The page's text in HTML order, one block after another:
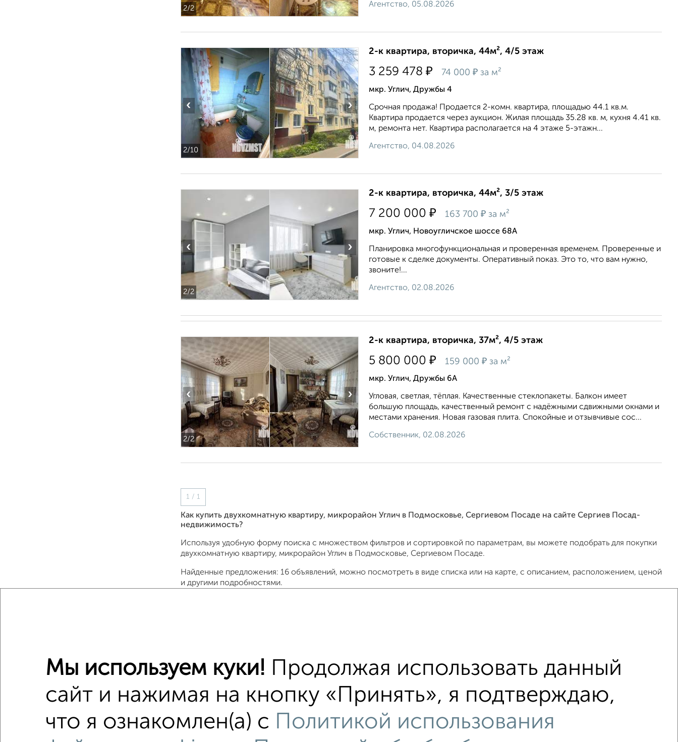
2/2 Агентство, 05.08.2026
2/10
‹ ›
2-к квартира, вторичка, 44м², 4/5 этаж
3 259 478 ₽ 74 000 ₽ за м²
мкр. Углич, Дружбы 4
Срочная продажа! Продается 2-комн. квартира, площадью 44.1 кв.м.
Квартира продается через аукцион. Жилая площадь 35.28 кв. м, кухня 4.41 кв.
м, ремонта нет. Квартира располагается на 4 этаже 5-этажн...
Агентство, 04.08.2026
2/2
‹ ›
2-к квартира, вторичка, 44м², 3/5 этаж
7 200 000 ₽ 163 700 ₽ за м²
мкр. Углич, Новоугличское шоссе 68А
Планировка многофункциональная и проверенная временем. Проверенные и
готовые к сделке документы. Оперативный показ. Это то, что вам нужно,
звоните!...
Агентство, 02.08.2026
2/2
‹ ›
2-к квартира, вторичка, 37м², 4/5 этаж
5 800 000 ₽ 159 000 ₽ за м²
мкр. Углич, Дружбы 6А
Угловая, светлая, тёплая. Качественные стеклопакеты. Балкон имеет
большую площадь, качественный ремонт с надёжными сдвижными окнами и
местами хранения. Новая газовая плита. Спокойные и отзывчивые сос...
Собственник, 02.08.2026
1 / 1
Как купить двухкомнатную квартиру, микрорайон Углич в Подмосковье, Сергиевом Посаде на сайте Сергиев Посад-
недвижимость?
Используя удобную форму поиска с множеством фильтров и сортировкой по параметрам, вы можете подобрать для покупки
двухкомнатную квартиру, микрорайон Углич в Подмосковье, Сергиевом Посаде.
Найденные предложения: 16 объявлений, можно посмотреть в виде списка или на карте, с описанием, расположением, ценой
и другими подробностями.
Сайт работает во многих городах России.
Сколько стоит купить двухкомнатную квартиру в Подмосковье, Сергиевом Посаде?
3259478 руб. до макс.
Средняя цена:5788684
Мы используем куки! Продолжая использовать данный
сайт и нажимая на кнопку «Принять», я подтверждаю,
что я ознакомлен(а) с Политикой использования